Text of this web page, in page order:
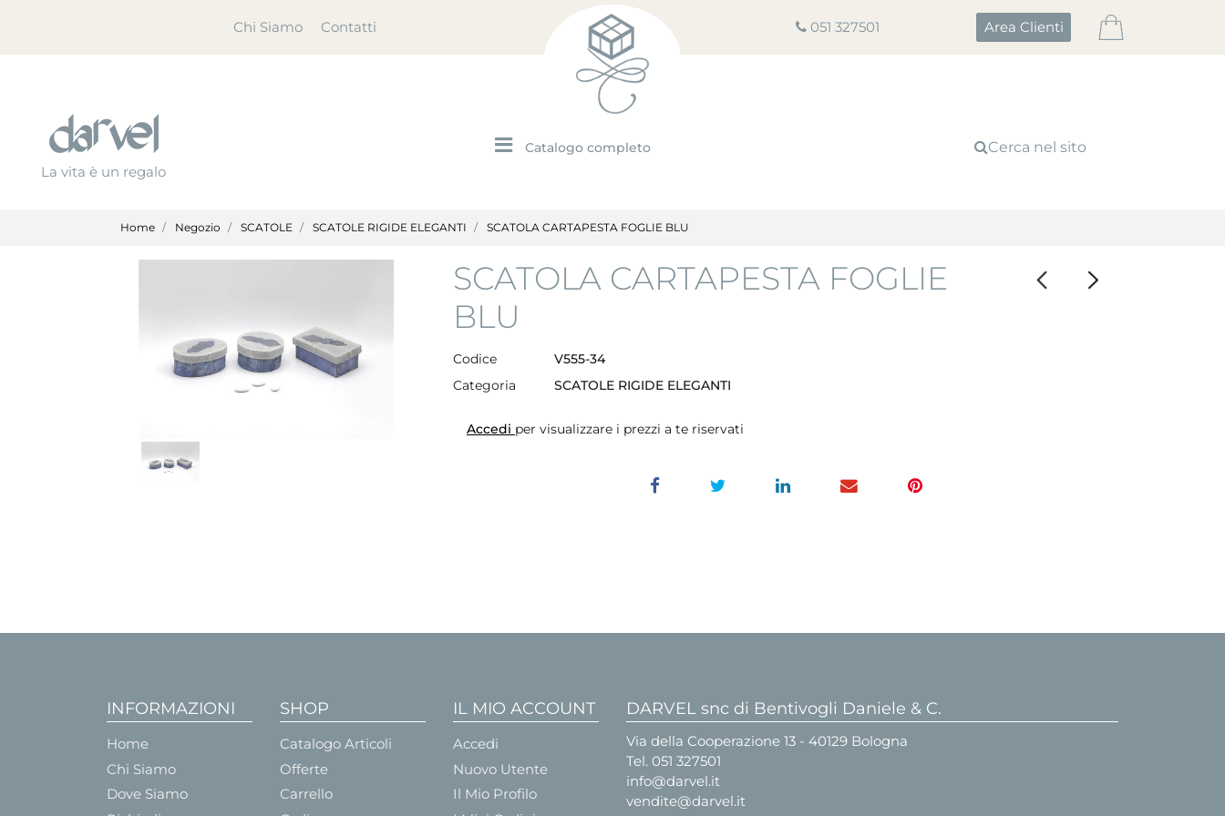
Chi Siamo Contatti 051 327501 Area Clienti
La vita è un regalo
Open menu Cerca nel sito
Home Negozio SCATOLE SCATOLE RIGIDE ELEGANTI SCATOLA CARTAPESTA FOGLIE BLU
SCATOLA CARTAPESTA FOGLIE
BLU
Codice
V555-34
Categoria
SCATOLE RIGIDE ELEGANTI
Accedi per visualizzare i prezzi a te riservati
INFORMAZIONI
Home
Chi Siamo
Dove Siamo
SHOP
Catalogo Articoli
Offerte
Carrello
IL MIO ACCOUNT
Accedi
Nuovo Utente
Il Mio Profilo
DARVEL snc di Bentivogli Daniele & C.
Via della Cooperazione 13 - 40129 Bologna
Tel. 051 327501
info@darvel.it
vendite@darvel.it